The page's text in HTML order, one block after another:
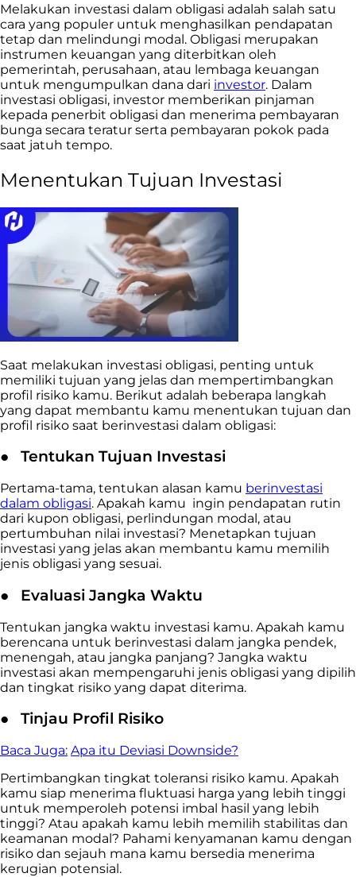
Melakukan investasi dalam obligasi adalah salah satu
cara yang populer untuk menghasilkan pendapatan
tetap dan melindungi modal. Obligasi merupakan
instrumen keuangan yang diterbitkan oleh
pemerintah, perusahaan, atau lembaga keuangan
untuk mengumpulkan dana dari investor. Dalam
investasi obligasi, investor memberikan pinjaman
kepada penerbit obligasi dan menerima pembayaran
bunga secara teratur serta pembayaran pokok pada
saat jatuh tempo.
Menentukan Tujuan Investasi
Saat melakukan investasi obligasi, penting untuk
memiliki tujuan yang jelas dan mempertimbangkan
profil risiko kamu. Berikut adalah beberapa langkah
yang dapat membantu kamu menentukan tujuan dan
profil risiko saat berinvestasi dalam obligasi:
● Tentukan Tujuan Investasi
Pertama-tama, tentukan alasan kamu berinvestasi
dalam obligasi. Apakah kamu ingin pendapatan rutin
dari kupon obligasi, perlindungan modal, atau
pertumbuhan nilai investasi? Menetapkan tujuan
investasi yang jelas akan membantu kamu memilih
jenis obligasi yang sesuai.
● Evaluasi Jangka Waktu
Tentukan jangka waktu investasi kamu. Apakah kamu
berencana untuk berinvestasi dalam jangka pendek,
menengah, atau jangka panjang? Jangka waktu
investasi akan mempengaruhi jenis obligasi yang dipilih
dan tingkat risiko yang dapat diterima.
● Tinjau Profil Risiko
Baca Juga: Apa itu Deviasi Downside?
Pertimbangkan tingkat toleransi risiko kamu. Apakah
kamu siap menerima fluktuasi harga yang lebih tinggi
untuk memperoleh potensi imbal hasil yang lebih
tinggi? Atau apakah kamu lebih memilih stabilitas dan
keamanan modal? Pahami kenyamanan kamu dengan
risiko dan sejauh mana kamu bersedia menerima
kerugian potensial.